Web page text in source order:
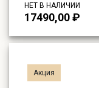
НЕТ В НАЛИЧИИ
17490,00₽
Акция